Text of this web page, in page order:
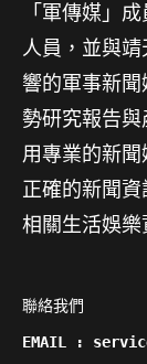
「軍傳媒」
人員，並與
響的軍事新
勢研究報告
用專業的新
正確的新聞
相關生活娛
聯絡我們
EMAIL :